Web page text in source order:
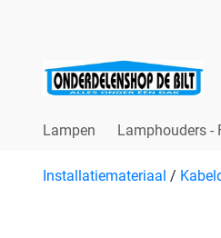
Lampen Lamphouders -
Installatiemateriaal /